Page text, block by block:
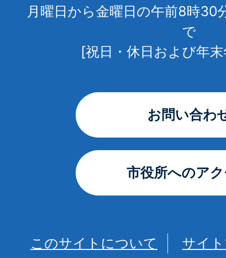
月曜日から金曜日の午前8時30
で
[祝日・休日および年
お問い合わ
市役所へのア
このサイトについて
サイ